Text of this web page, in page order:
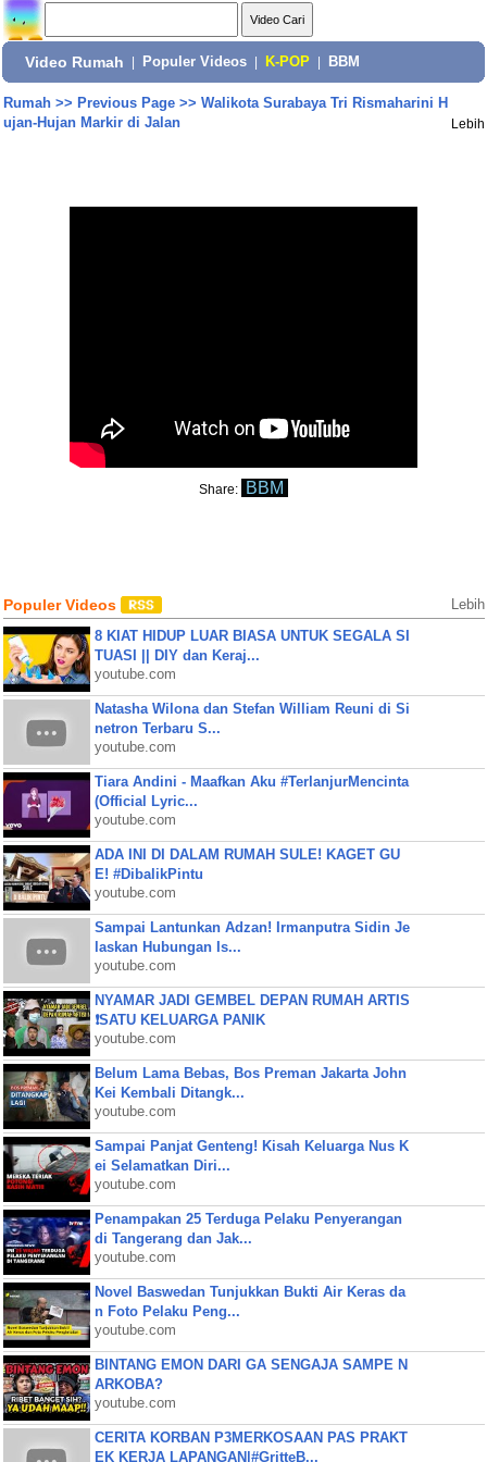
Video Rumah Populer Videos K-POP BBM
Rumah>> Previous Page>> Walikota Surabaya Tri Rismaharini H
ujan-Hujan Markir di Jalan
Lebih
Share: BBM
Populer Videos Lebih
8 KIAT HIDUP LUAR BIASA UNTUK SEGALA SI
TUASI || DIY dan Keraj...
youtube.com
Natasha Wilona dan Stefan William Reuni di Si
netron Terbaru S...
youtube.com
Tiara Andini - Maafkan Aku #TerlanjurMencinta
(Official Lyric...
youtube.com
ADA INI DI DALAM RUMAH SULE! KAGET GU
E! #DibalikPintu
youtube.com
Sampai Lantunkan Adzan! Irmanputra Sidin Je
laskan Hubungan Is...
youtube.com
NYAMAR JADI GEMBEL DEPAN RUMAH ARTIS
❗SATU KELUARGA PANIK
youtube.com
Belum Lama Bebas, Bos Preman Jakarta John
Kei Kembali Ditangk...
youtube.com
Sampai Panjat Genteng! Kisah Keluarga Nus K
ei Selamatkan Diri...
youtube.com
Penampakan 25 Terduga Pelaku Penyerangan
di Tangerang dan Jak...
youtube.com
Novel Baswedan Tunjukkan Bukti Air Keras da
n Foto Pelaku Peng...
youtube.com
BINTANG EMON DARI GA SENGAJA SAMPE N
ARKOBA?
youtube.com
CERITA KORBAN P3MERKOSAAN PAS PRAKT
EK KERJA LAPANGAN|#GritteB...